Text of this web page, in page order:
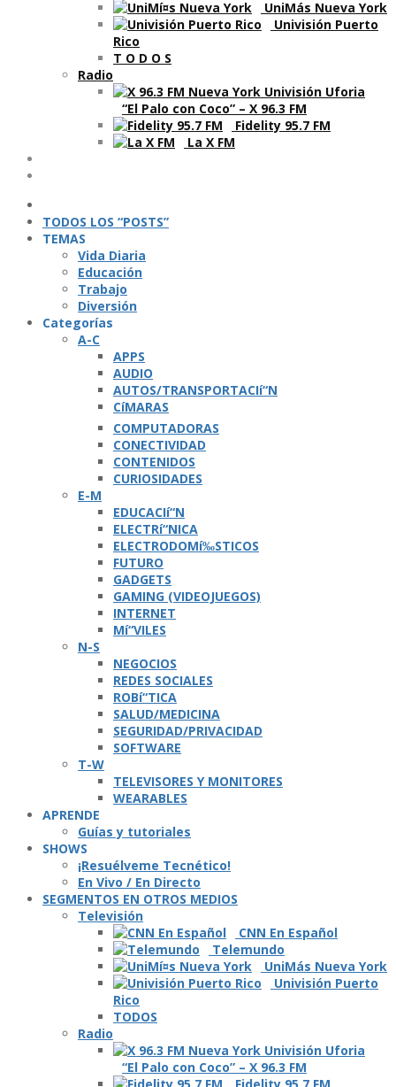
UniMás Nueva York
Univisión Puerto
Rico
T O D O S
Radio
“El Palo con Coco” – X 96.3 FM
Fidelity 95.7 FM
La X FM
TODOS LOS “POSTS”
TEMAS
Vida Diaria
Educación
Trabajo
Diversión
Categorí­as
A-C
APPS
AUDIO
AUTOS/TRANSPORTACIí“N
CíMARAS
COMPUTADORAS
CONECTIVIDAD
CONTENIDOS
CURIOSIDADES
E-M
EDUCACIí“N
ELECTRí“NICA
ELECTRODOMí‰STICOS
FUTURO
GADGETS
GAMING (VIDEOJUEGOS)
INTERNET
Mí“VILES
N-S
NEGOCIOS
REDES SOCIALES
ROBí“TICA
SALUD/MEDICINA
SEGURIDAD/PRIVACIDAD
SOFTWARE
T-W
TELEVISORES Y MONITORES
WEARABLES
APRENDE
Guí­as y tutoriales
SHOWS
¡Resuélveme Tecnético!
En Vivo / En Directo
SEGMENTOS EN OTROS MEDIOS
Televisión
CNN En Español
Telemundo
UniMás Nueva York
Univisión Puerto
Rico
TODOS
Radio
“El Palo con Coco” – X 96.3 FM